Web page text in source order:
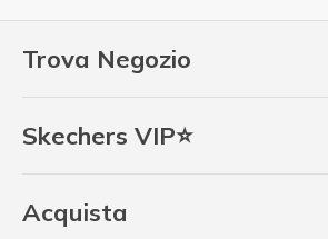
Trova Negozio
Skechers VIP⭐
Acquista